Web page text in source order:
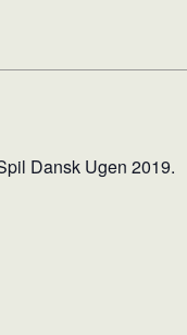
Dansk Ugen 2019.